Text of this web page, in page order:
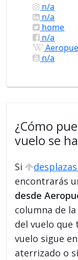
n/a
n/a
home
n/a
n/a
¿Cómo
vuelo se
Si
encontrarás
desde
columna de
del vuelo que
vuelo sigue
aterrizado o